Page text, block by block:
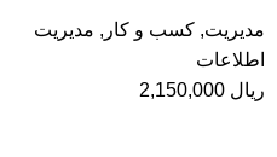
مديريت, کسب و کار , مدیریت
اطلاعات
ریال